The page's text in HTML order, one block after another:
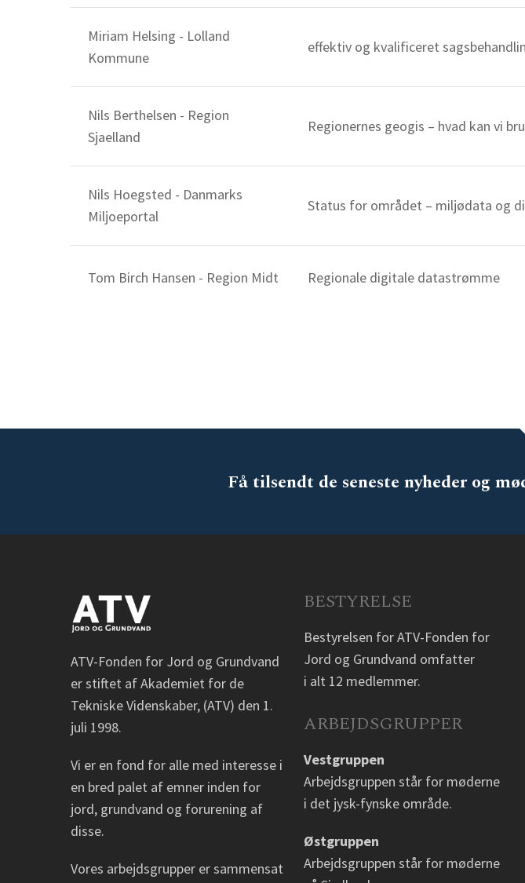
Miriam Helsing - Lolland
Kommune
effektiv og kvalificeret
Nils Berthelsen - Region
Sjaelland
Regionernes geogis – hvad kan vi
Nils Hoegsted - Danmarks
Miljoeportal
Status for området – miljødata og
Tom Birch Hansen - Region Midt Regionale digitale datastrømme
Få tilsendt de seneste nyheder og
ATV-Fonden for Jord og Grundvand
er stiftet af Akademiet for de
Tekniske Videnskaber, (ATV) den 1.
juli 1998.
Vi er en fond for alle med interesse i
en bred palet af emner inden for
jord, grundvand og forurening af
disse.
Vores arbejdsgrupper er sammensat
BESTYRELSE
Bestyrelsen for ATV-Fonden for
Jord og Grundvand omfatter
i alt 12 medlemmer.
ARBEJDSGRUPPER
Vestgruppen
Arbejdsgruppen står for møderne
i det jysk-fynske område.
Østgruppen
Arbejdsgruppen står for møderne